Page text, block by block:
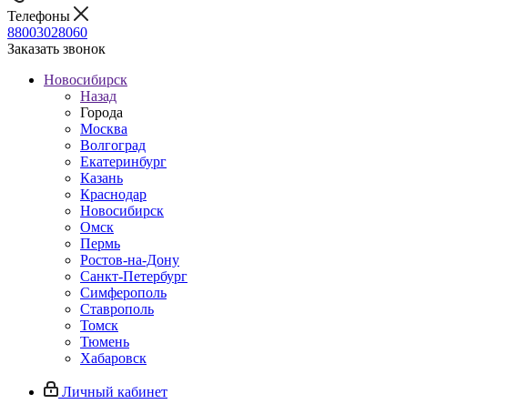
Телефоны
88003028060
Заказать звонок
Новосибирск
Назад
Города
Москва
Волгоград
Екатеринбург
Казань
Краснодар
Новосибирск
Омск
Пермь
Ростов-на-Дону
Санкт-Петербург
Симферополь
Ставрополь
Томск
Тюмень
Хабаровск
Личный кабинет